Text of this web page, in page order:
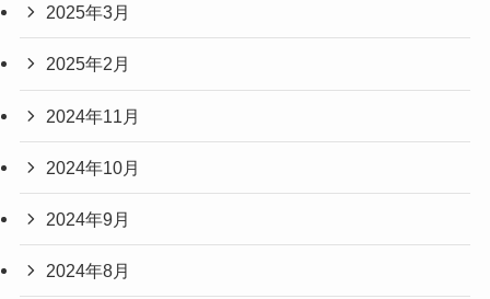
2025年3月
2025年2月
2024年11月
2024年10月
2024年9月
2024年8月